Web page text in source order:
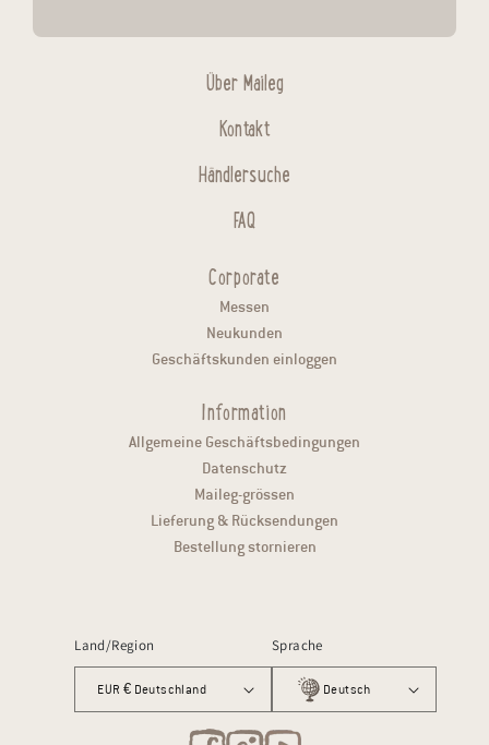
Über Maileg
Kontakt
Händlersuche
FAQ
Corporate
Messen
Neukunden
Geschäftskunden einloggen
Information
Allgemeine Geschäftsbedingungen
Datenschutz
Maileg-grössen
Lieferung & Rücksendungen
Bestellung stornieren
Land/Region
EUR € Deutschland
Sprache
Deutsch